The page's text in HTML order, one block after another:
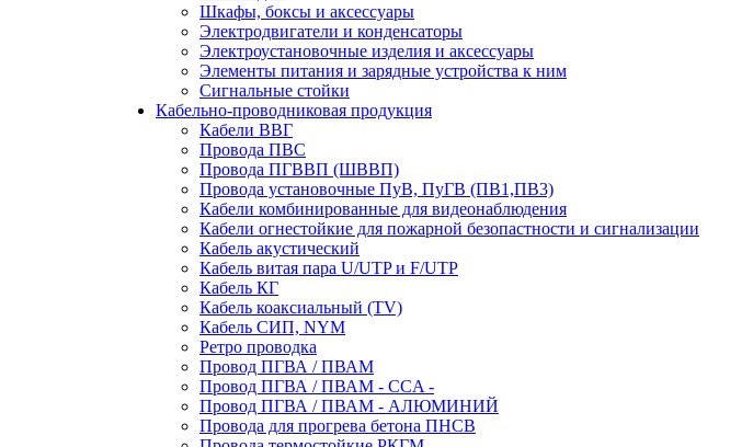
Шкафы, боксы и аксессуары
Электродвигатели и конденсаторы
Электроустановочные изделия и аксессуары
Элементы питания и зарядные устройства к ним
Сигнальные стойки
Кабельно-проводниковая продукция
Кабели ВВГ
Провода ПВС
Провода ПГВВП (ШВВП)
Провода установочные ПуВ, ПуГВ (ПВ1,ПВ3)
Кабели комбинированные для видеонаблюдения
Кабели огнестойкие для пожарной безопастности и сигнализации
Кабель акустический
Кабель витая пара U/UTP и F/UTP
Кабель КГ
Кабель коаксиальный (TV)
Кабель СИП, NYM
Ретро проводка
Провод ПГВА / ПВАМ
Провод ПГВА / ПВАМ - CCA -
Провод ПГВА / ПВАМ - АЛЮМИНИЙ
Провода для прогрева бетона ПНСВ